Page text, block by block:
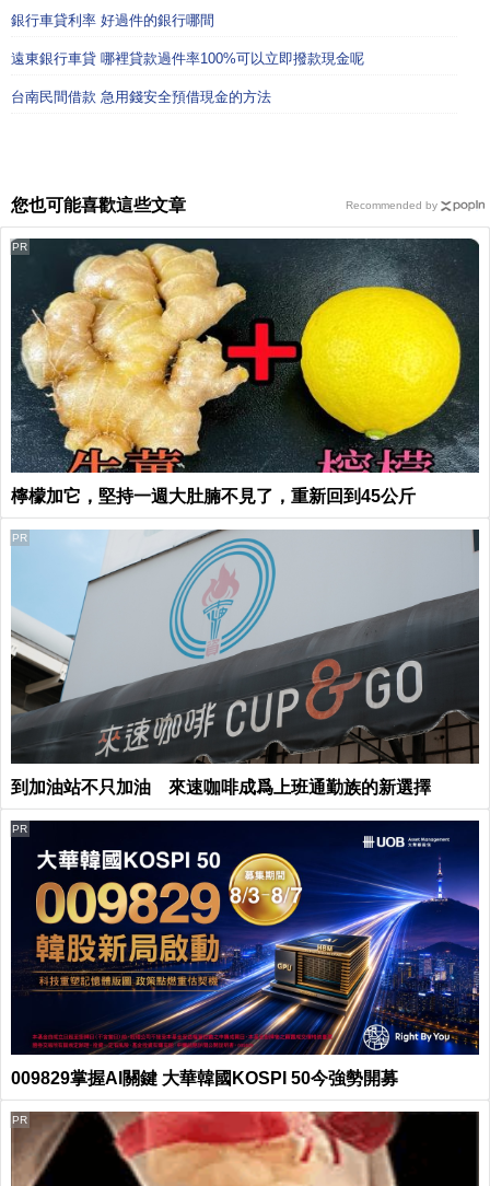
銀行車貸利率 好過件的銀行哪間
遠東銀行車貸 哪裡貸款過件率100%可以立即撥款現金呢
台南民間借款 急用錢安全預借現金的方法
您也可能喜歡這些文章
檸檬加它，堅持一週大肚腩不見了，重新回到45公斤
PR
到加油站不只加油 來速咖啡成爲上班通勤族的新選擇
PR
009829掌握AI關鍵 大華韓國KOSPI 50今強勢開募
PR
PR
Recommended by